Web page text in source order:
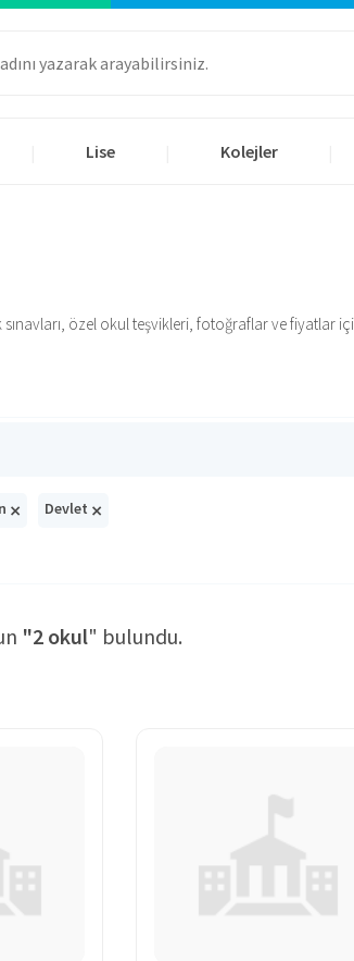
Lise Kolejler
özel okul teşvikleri, fotoğraflar ve fiyatlar
× Devlet ×
"2 okul" bulundu.